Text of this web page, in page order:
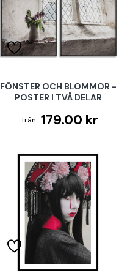
FÖNSTER OCH BLOMMOR -
POSTER I TVÅ DELAR
179.00 kr